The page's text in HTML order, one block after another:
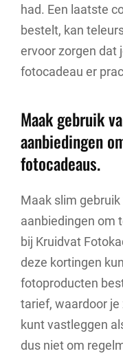
had. Een laatste
bestelt, kan
ervoor zorgen dat
fotocadeau er
Maak gebruik
aanbiedingen
fotocadeaus.
Maak slim
aanbiedingen om
bij Kruidvat
deze kortingen
fotoproducten
tarief, waardoor
kunt vastleggen
dus niet om